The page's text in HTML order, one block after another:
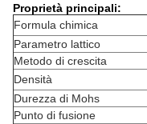
Proprietà principali:
Formula chimica
Parametro lattico
Metodo di crescita
Densità
Durezza di Mohs
Punto di fusione